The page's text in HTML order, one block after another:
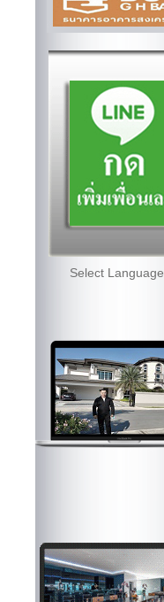
Select Language